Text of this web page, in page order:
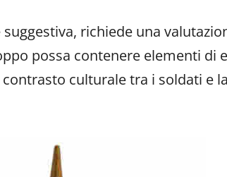
richiede una
possa contenere elementi di
culturale tra i soldati e